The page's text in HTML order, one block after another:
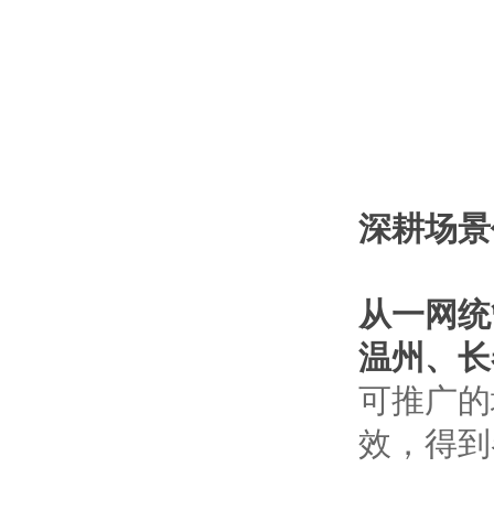
深耕场
从一网
温州、
可推广
效，得